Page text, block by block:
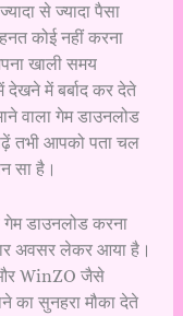
से ज्यादा पैसा
कोई नहीं करना
खाली समय
में बर्बाद कर देते
वाला गेम डाउनलोड
तभी आपको पता चल
सा है।
गेम डाउनलोड करना
अवसर लेकर आया है।
WinZO जैसे
का सुनहरा मौका देते